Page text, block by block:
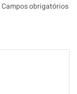
Campos obrigatórios